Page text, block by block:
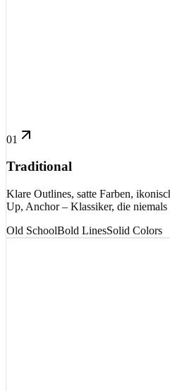
01
Traditional
Klare Outlines, satte Farben,
Up, Anchor – Klassiker, die
Old SchoolBold LinesSolid Colors